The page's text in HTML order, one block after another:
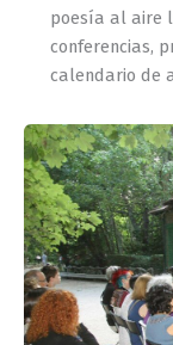
poesía al aire
conferencias,
calendario de